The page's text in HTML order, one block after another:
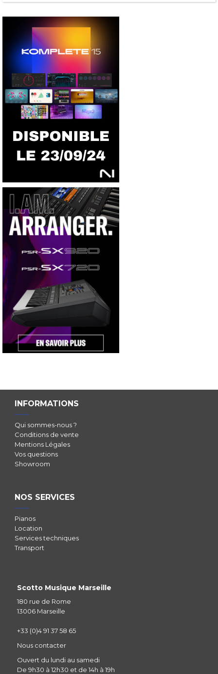
INFORMATIONS
Qui sommes-nous ?
Conditions de vente
Mentions Légales
Vos questions
Showroom
NOS SERVICES
Pianos
Location
Services techniques
Transport
Scotto Musique Marseille
180 rue de Rome
13006 Marseille
+33 (0)4 91 37 58 65
Nous contacter
Ouvert du lundi au samedi
De 9h30 à 12h30 et de 14h à 19h